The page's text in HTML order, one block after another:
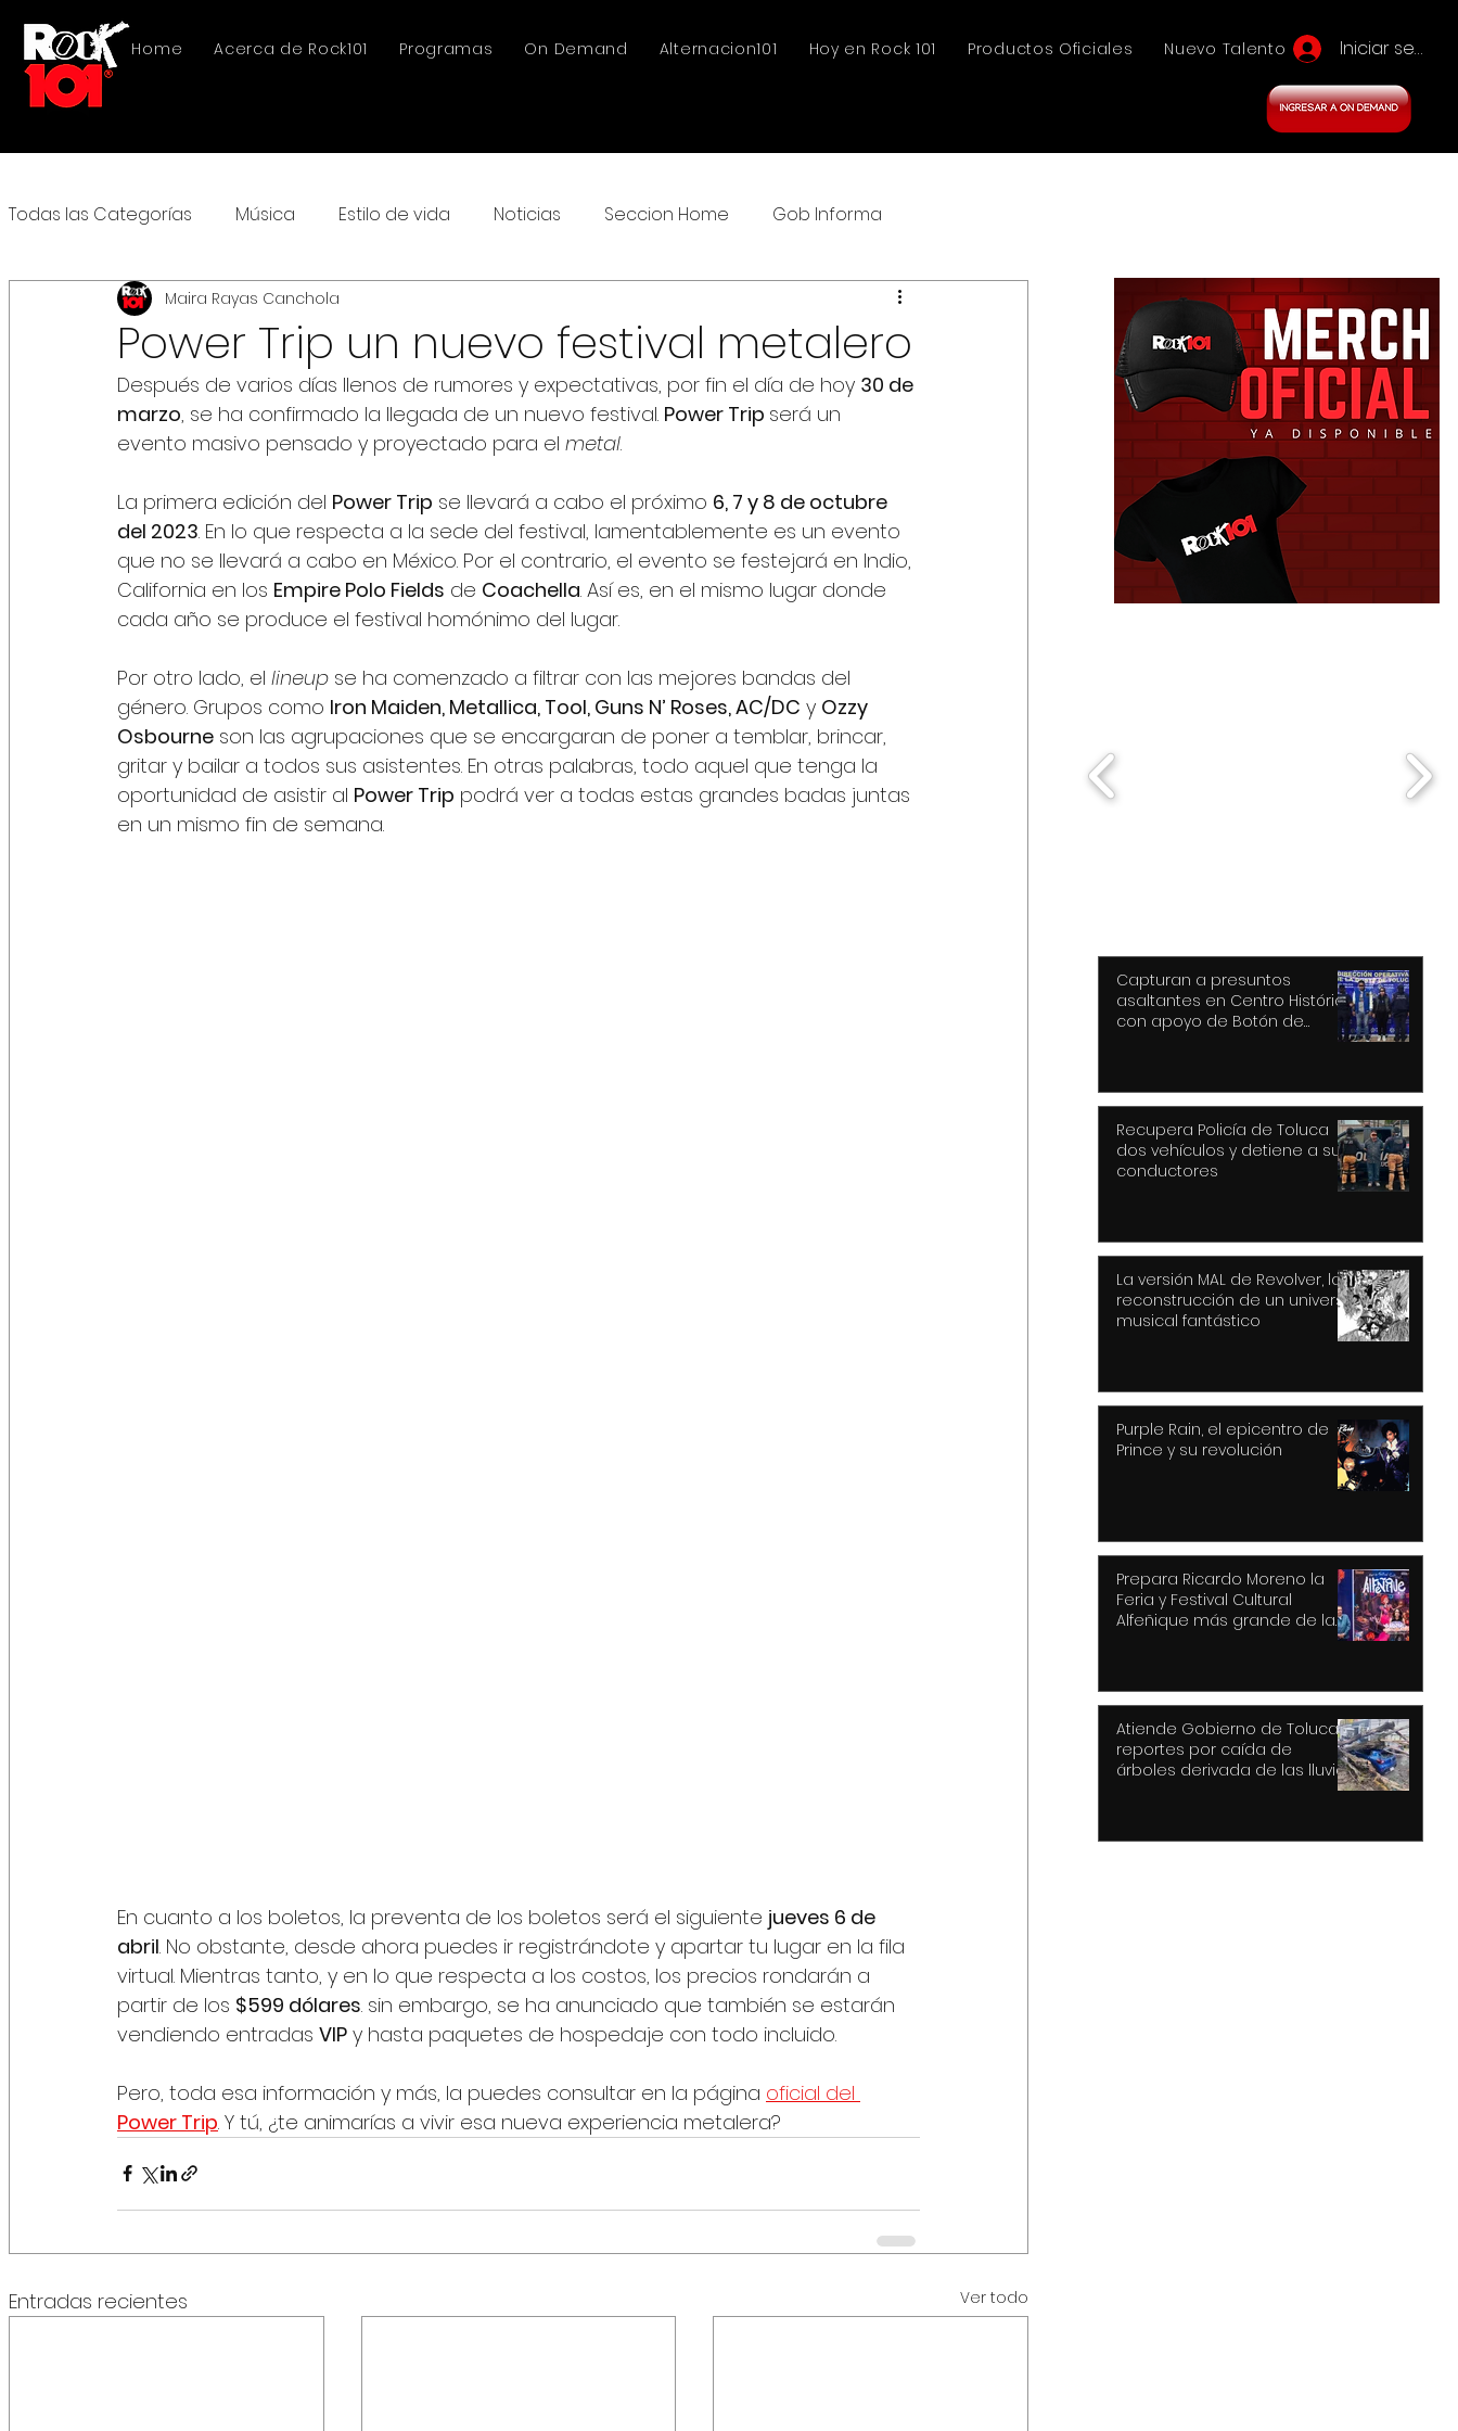
Home Acerca de Rock101 Programas On Demand Alternacion101 Hoy en Rock 101 Productos Oficiales Nuevo Talento Iniciar sesión
Todas las Categorías Música Estilo de vida Noticias Seccion Home Gob Informa
Power Trip un nuevo festival metalero
Maira Rayas Canchola
Después de varios días llenos de rumores y expectativas, por fin el día de hoy 30 de
marzo, se ha confirmado la llegada de un nuevo festival. Power Trip será un
evento masivo pensado y proyectado para el metal.
La primera edición del Power Trip se llevará a cabo el próximo 6, 7 y 8 de octubre
del 2023. En lo que respecta a la sede del festival, lamentablemente es un evento
que no se llevará a cabo en México. Por el contrario, el evento se festejará en Indio,
California en los Empire Polo Fields de Coachella. Así es, en el mismo lugar donde
cada año se produce el festival homónimo del lugar.
Por otro lado, el lineup se ha comenzado a filtrar con las mejores bandas del
género. Grupos como Iron Maiden, Metallica, Tool, Guns N’ Roses, AC/DC y Ozzy
Osbourne son las agrupaciones que se encargaran de poner a temblar, brincar,
gritar y bailar a todos sus asistentes. En otras palabras, todo aquel que tenga la
oportunidad de asistir al Power Trip podrá ver a todas estas grandes badas juntas
en un mismo fin de semana.
En cuanto a los boletos, la preventa de los boletos será el siguiente jueves 6 de
abril. No obstante, desde ahora puedes ir registrándote y apartar tu lugar en la fila
virtual. Mientras tanto, y en lo que respecta a los costos, los precios rondarán a
partir de los $599 dólares. sin embargo, se ha anunciado que también se estarán
vendiendo entradas VIP y hasta paquetes de hospedaje con todo incluido.
Pero, toda esa información y más, la puedes consultar en la página oficial del
Power Trip. Y tú, ¿te animarías a vivir esa nueva experiencia metalera?
Entradas recientes Ver todo
Capturan a presuntos
asaltantes en Centro Histórico
con apoyo de Botón de
Recupera Policía de Toluca
dos vehículos y detiene a sus
conductores
La versión MAL de Revolver, la
reconstrucción de un universo
musical fantástico
Purple Rain, el epicentro de
Prince y su revolución
Prepara Ricardo Moreno la
Feria y Festival Cultural
Alfeñique más grande de la
Atiende Gobierno de Toluca
reportes por caída de
árboles derivada de las lluvias